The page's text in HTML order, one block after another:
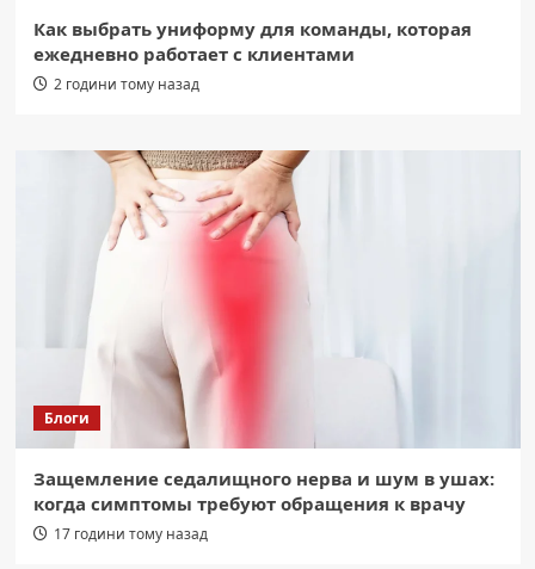
Как выбрать униформу для команды, которая
ежедневно работает с клиентами
2 години тому назад
Блоги
Защемление седалищного нерва и шум в ушах:
когда симптомы требуют обращения к врачу
17 години тому назад